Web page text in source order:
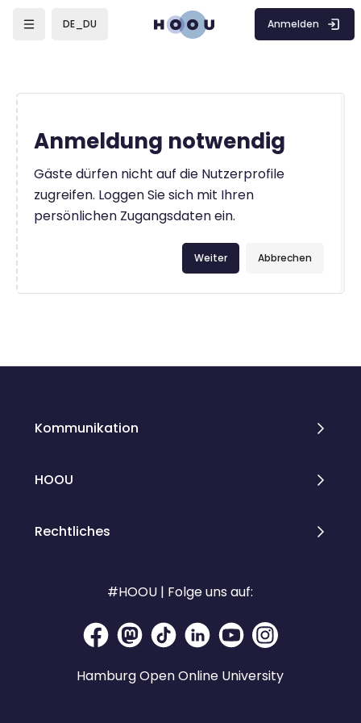
DE_DU Anmelden
Anmeldung notwendig
Gäste dürfen nicht auf die Nutzerprofile
zugreifen. Loggen Sie sich mit Ihren
persönlichen Zugangsdaten ein.
Abbrechen
Weiter
Kommunikation
HOOU
Rechtliches
#HOOU | Folge uns auf:
Hamburg Open Online University